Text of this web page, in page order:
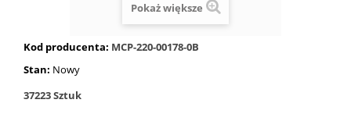
Pokaż większe
Kod producenta: MCP-220-00178-0B
Stan: Nowy
37223Sztuk